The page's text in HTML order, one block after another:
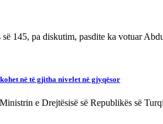
145, pa diskutim, pasdite ka votuar
në të gjitha nivelet në gjyqësor
e Drejtësisë së Republikës së